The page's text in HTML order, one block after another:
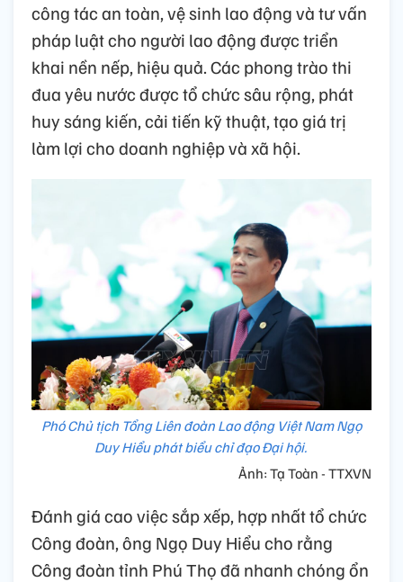
công tác an toàn, vệ sinh lao động và tư vấn
pháp luật cho người lao động được triển
khai nền nếp, hiệu quả. Các phong trào thi
đua yêu nước được tổ chức sâu rộng, phát
huy sáng kiến, cải tiến kỹ thuật, tạo giá trị
làm lợi cho doanh nghiệp và xã hội.
Phó Chủ tịch Tổng Liên đoàn Lao động Việt Nam Ngọ
Duy Hiểu phát biểu chỉ đạo Đại hội.
Ảnh: Tạ Toàn - TTXVN
Đánh giá cao việc sắp xếp, hợp nhất tổ chức
Công đoàn, ông Ngọ Duy Hiểu cho rằng
Công đoàn tỉnh Phú Thọ đã nhanh chóng ổn